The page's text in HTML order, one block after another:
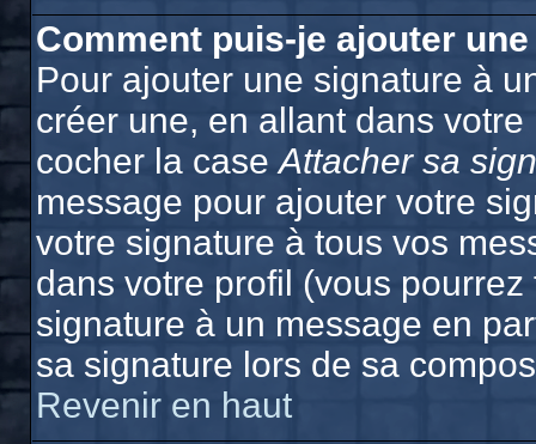
Comment puis-je ajouter
Pour ajouter une signature à
créer une, en allant dans
cocher la caseAttacher sa
message pour ajouter votre
votre signature à tous vos
dans votre profil (vous
signature à un message en
sa signature lors de sa
Revenir en haut